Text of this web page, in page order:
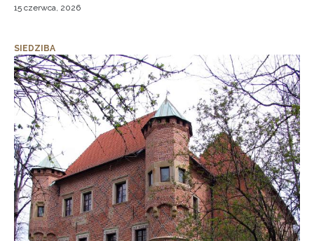
15 czerwca, 2026
SIEDZIBA